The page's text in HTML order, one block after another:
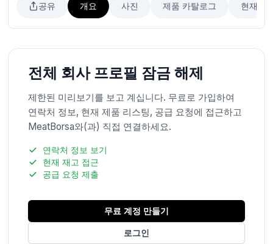
공유 개요 사진 제품 카탈로그 현재 리
전체 회사 프로필 잠금 해제
제한된 미리보기를 보고 계십니다. 무료로 가입하여
연락처 정보, 현재 제품 리스팅, 공급 요청에 접근하고
MeatBorsa와(과) 직접 연결하세요.
연락처 정보 보기
현재 재고 접근
공급 요청 제출
무료 계정 만들기
로그인